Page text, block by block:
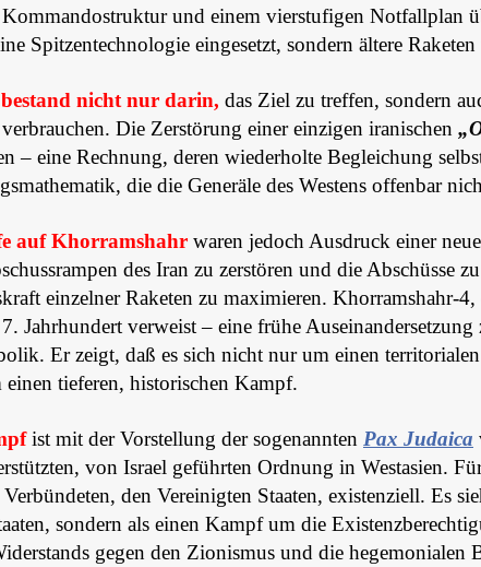
Kommandostruktur und einem vierstufigen Notfallplan
Spitzentechnologie eingesetzt, sondern ältere
nicht nur darin, das Ziel zu treffen, sondern
Die Zerstörung einer einzigen iranischen
– eine Rechnung, deren wiederholte Begleichung
die die Generäle des Westens offenbar
auf Khorramshahr waren jedoch Ausdruck einer
des Iran zu zerstören und die Abschüsse
einzelner Raketen zu maximieren. Khorramshahr-4,
Jahrhundert verweist – eine frühe
Er zeigt, daß es sich nicht nur um einen
einen tieferen, historischen Kampf.
ist mit der Vorstellung der sogenannten Pax Judaica
von Israel geführten Ordnung in Westasien.
den Vereinigten Staaten, existenziell. Es
sondern als einen Kampf um die
gegen den Zionismus und die hegemonialen